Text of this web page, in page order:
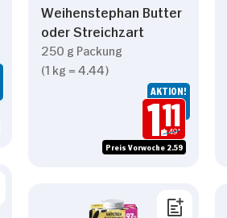
Weihenstephan Butter
oder Streichzart
250 g Packung
(1 kg = 4.44)
AKTION!
1.11
1.49*
Preis Vorwoche 2.59